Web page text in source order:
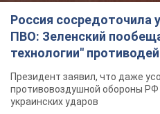
Россия сосредоточила
ПВО: Зеленский
технологии"
Президент заявил, что даже
противовоздушной обороны
украинских ударов